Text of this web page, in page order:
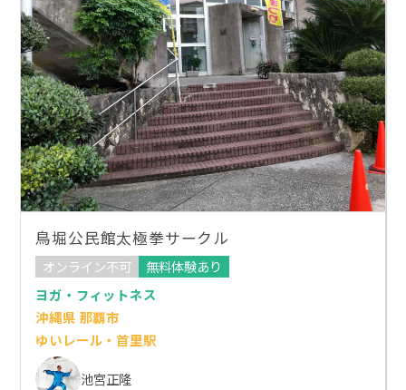
鳥堀公民館太極拳サークル
オンライン不可
無料体験あり
ヨガ・フィットネス
沖縄県 那覇市
ゆいレール・首里駅
池宮正隆